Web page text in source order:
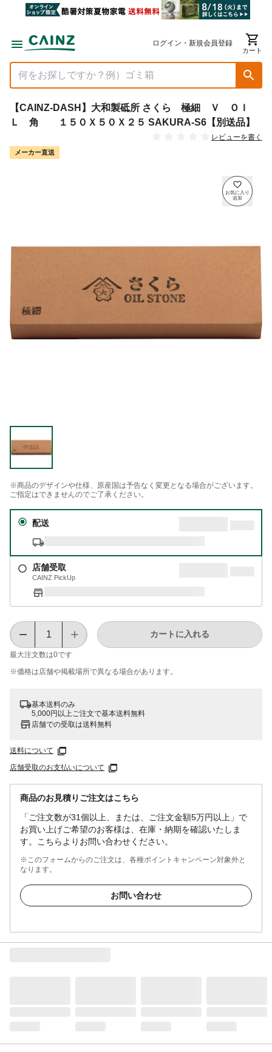
ログイン・新規会員登録
カート
【CAINZ-DASH】大和製砥所 さくら 極細 Ｖ ＯＩ
Ｌ 角 １５０Ｘ５０Ｘ２５ SAKURA-S6【別送品】
レビューを書く
メーカー直送
※商品のデザインや仕様、原産国は予告なく変更となる場合がございます。
ご指定はできませんのでご了承ください。
配送
店舗受取
CAINZ PickUp
最大注文数は0です
カートに入れる
※価格は​店舗や​掲載場所で​異なる​場合が​あります。
基本送料のみ
5,000円以上ご注文で基本送料無料
店舗での受取は送料無料
送料について
店舗受取のお支払いについて
商品のお見積りご注文はこちら
「ご注文数が31個以上、または、ご注文金額5万円以上」で
お買い上げご希望のお客様は、在庫・納期を確認いたしま
す。こちらよりお問い合わせください。
※このフォームからのご注文は、各種ポイントキャンペーン対象外と
なります。
お問い合わせ